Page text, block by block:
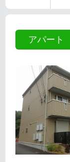
アパート